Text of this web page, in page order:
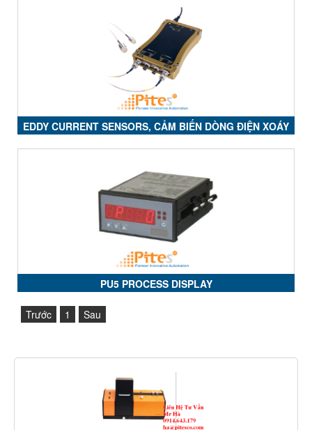
UP TO 300 MM
EDDY CURRENT SENSORS, CẢM BIẾN DÒNG ĐIỆN XOÁY
PU5 PROCESS DISPLAY
Trước 1 Sau